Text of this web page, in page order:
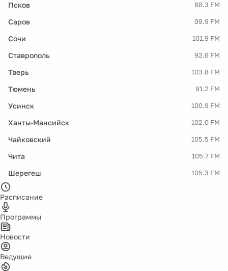
Псков 88.3 FM
Саров 99.9 FM
Сочи 101.9 FM
Ставрополь 92.6 FM
Тверь 103.8 FM
Тюмень 91.2 FM
Усинск 100.9 FM
Ханты-Мансийск 102.0 FM
Чайковский 105.5 FM
Чита 105.7 FM
Шерегеш 105.3 FM
Расписание
Программы
Новости
Ведущие